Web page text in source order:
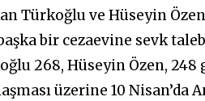
Türkoğlu ve Hüseyin
bir cezaevine sevk
268, Hüseyin Özen, 248
üzerine 10 Nisan’da